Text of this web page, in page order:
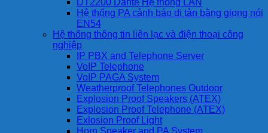
Hệ thống PA cảnh báo di tản bằng giọng nói
EN54
Hệ thống thông tin liên lạc và điện thoại công
nghiệp
IP PBX and Telephone Server
VoIP Telephone
VoIP PAGA System
Weatherproof Telephones Outdoor
Explosion Proof Speakers (ATEX)
Explosion Proof Telephone (ATEX)
Exlosion Proof Light
Horn Speaker and PA System